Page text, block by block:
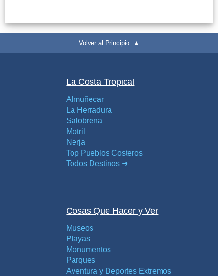
Volver al Principio ▲
La Costa Tropical
Almuñécar
La Herradura
Salobreña
Motril
Nerja
Top Pueblos Costeros
Todos Destinos ➜
Cosas Que Hacer y Ver
Museos
Playas
Monumentos
Parques
Aventura y Deportes Extremos